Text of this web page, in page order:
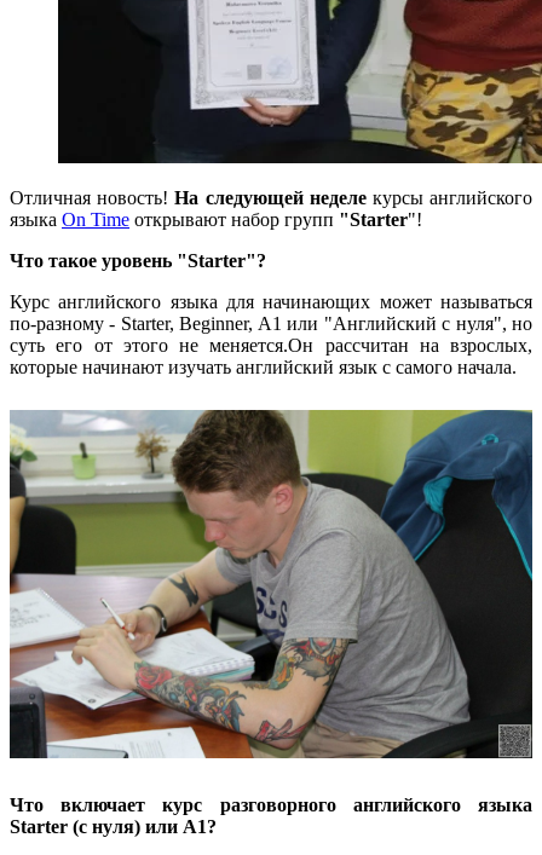
Отличная новость!На следующей неделекурсы английского
языка On Time открывают набор групп "Starter"!
Что такое уровень "Starter"?
Курс английского языка для начинающих может называться
по-разному - Starter, Beginner, A1 или "Английский с нуля", но
суть его от этого не меняется.Он рассчитан на взрослых,
которые начинают изучать английский язык с самого начала.
Что включает курс разговорного английского языка
Starter (с нуля) или A1?